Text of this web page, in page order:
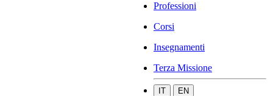
Professioni
Corsi
Insegnamenti
Terza Missione
IT EN